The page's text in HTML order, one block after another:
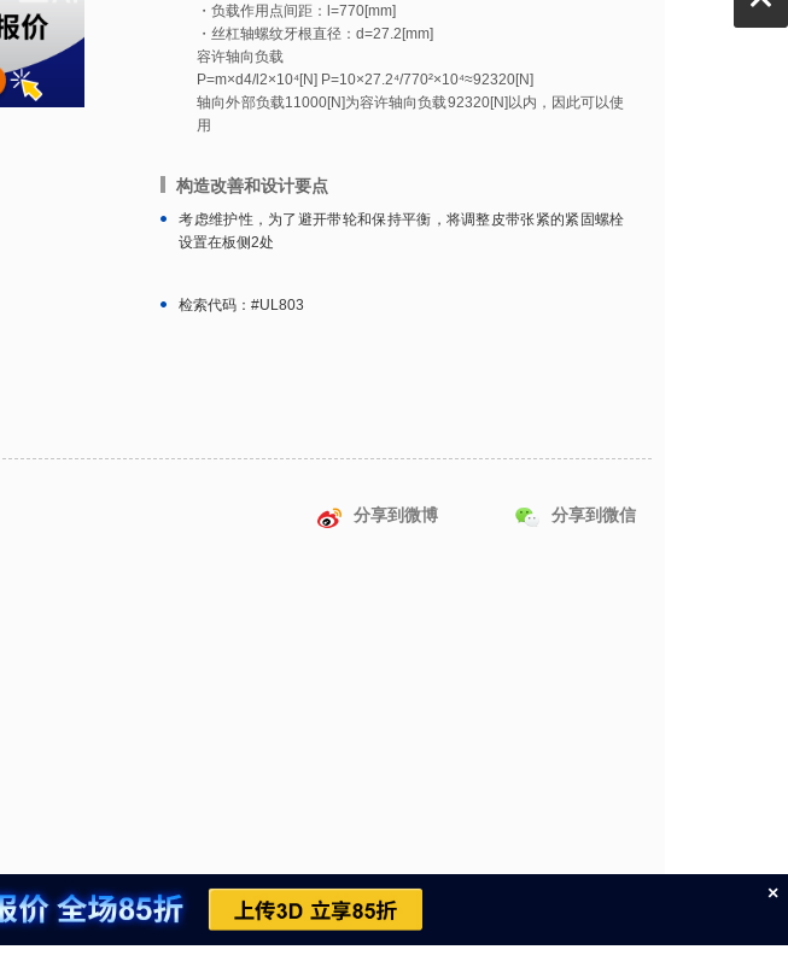
・负载作用点间距：l=770[mm]
・丝杠轴螺纹牙根直径：d=27.2[mm]
容许轴向负载
P=m×d4/l2×10⁴[N] P=10×27.2⁴/770²×10⁴≈92320[N]
轴向外部负载11000[N]为容许轴向负载92320[N]以内，因此可以使
用
构造改善和设计要点
考虑维护性，为了避开带轮和保持平衡，将调整皮带张紧的紧固螺栓
设置在板侧2处
检索代码：#UL803
分享到微博 分享到微信
×